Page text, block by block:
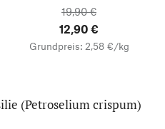
19,90 €
12,90 €
Grundpreis: 2,58 €/kg
(Petroselium crispum)